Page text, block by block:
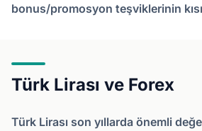
bonus/promosyon teşviklerinin
Türk Lirası ve Forex
Türk Lirası son yıllarda önemli